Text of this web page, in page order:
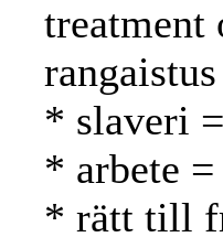
treatment
rangaistus
* slaveri
* arbete
* rätt till